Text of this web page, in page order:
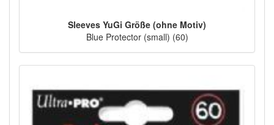
Sleeves YuGi Größe (ohne Motiv)
Blue Protector (small) (60)